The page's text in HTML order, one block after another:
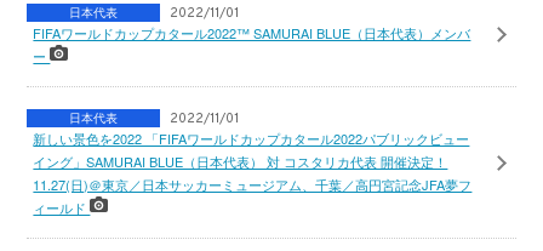
日本代表 2022/11/01
FIFAワールドカップカタール2022™ SAMURAI BLUE（日本代表）メンバ
ー
日本代表 2022/11/01
新しい景色を2022 「FIFAワールドカップカタール2022パブリックビュー
イング」SAMURAI BLUE（日本代表） 対 コスタリカ代表 開催決定！
11.27(日)＠東京／日本サッカーミュージアム、千葉／高円宮記念JFA夢フ
ィールド